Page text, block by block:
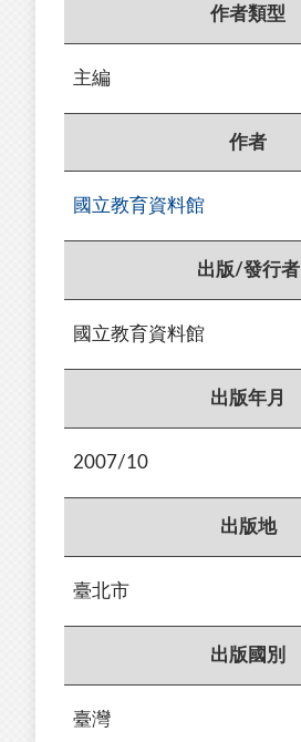
作者類型
主編
作者
國立教育資料館
出版/發行者
國立教育資料館
出版年月
2007/10
出版地
臺北市
出版國別
臺灣